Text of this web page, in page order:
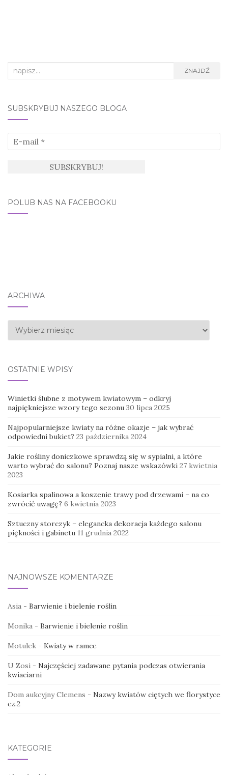
Search
ZNAJDŹ
SUBSKRYBUJ NASZEGO BLOGA
POLUB NAS NA FACEBOOKU
ARCHIWA
Archiwa
OSTATNIE WPISY
Winietki ślubne z motywem kwiatowym – odkryj
najpiękniejsze wzory tego sezonu 30 lipca 2025
Najpopularniejsze kwiaty na różne okazje – jak wybrać
odpowiedni bukiet? 23 października 2024
Jakie rośliny doniczkowe sprawdzą się w sypialni, a które
warto wybrać do salonu? Poznaj nasze wskazówki 27 kwietnia
2023
Kosiarka spalinowa a koszenie trawy pod drzewami – na co
zwrócić uwagę? 6 kwietnia 2023
Sztuczny storczyk – elegancka dekoracja każdego salonu
piękności i gabinetu 11 grudnia 2022
NAJNOWSZE KOMENTARZE
Asia - Barwienie i bielenie roślin
Monika - Barwienie i bielenie roślin
Motulek - Kwiaty w ramce
U Zosi - Najczęściej zadawane pytania podczas otwierania
kwiaciarni
Dom aukcyjny Clemens - Nazwy kwiatów ciętych we florystyce
cz.2
KATEGORIE